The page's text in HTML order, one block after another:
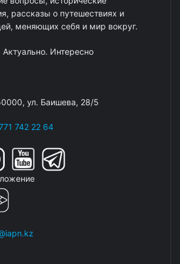
рассказы о путешествиях и
меняющих себя и мир вокруг.
Интересно
ул. Баишева, 28/5
742 22 64